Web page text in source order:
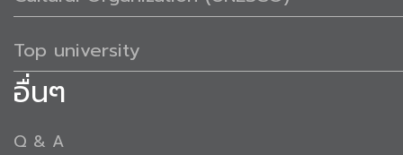
Top university
อื่นๆ
Q & A